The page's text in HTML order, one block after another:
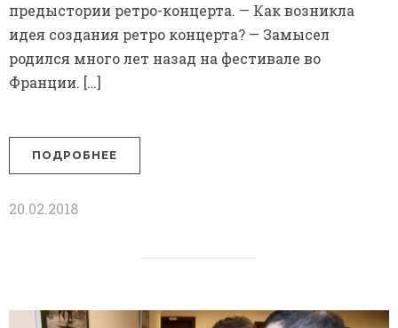
предыстории ретро-концерта. — Как возникла
идея создания ретро концерта? — Замысел
родился много лет назад на фестивале во
Франции. […]
ПОДРОБНЕЕ
20.02.2018